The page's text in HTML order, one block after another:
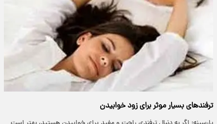
ترفندهای بسیار موثر برای زود خوابیدن